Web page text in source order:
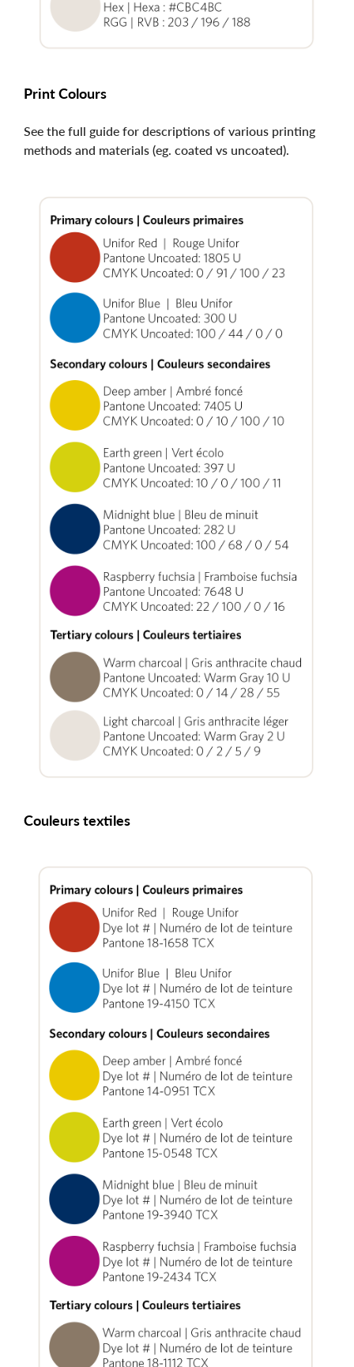
Print Colours
See the full guide for descriptions of various printing
methods and materials (eg. coated vs uncoated).
Couleurs textiles